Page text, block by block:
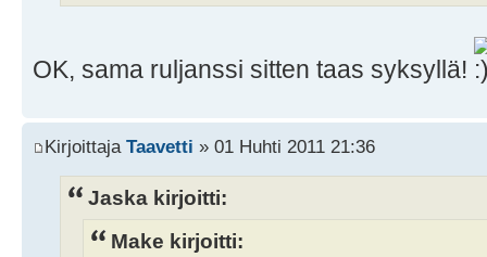
OK, sama ruljanssi sitten taas syksyllä!
Kirjoittaja Taavetti » 01 Huhti 2011 21:36
Jaska kirjoitti:
Make kirjoitti: